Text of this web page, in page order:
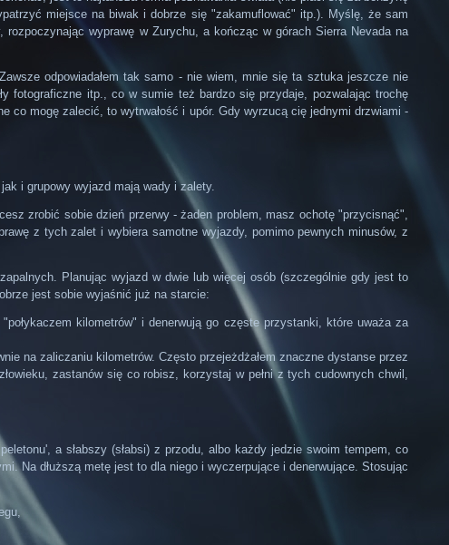
miejsce na biwak i dobrze się "zakamuflować" itp.). Myślę, że sam
wyprawę w Zurychu, a kończąc w górach Sierra Nevada na
odpowiadałem tak samo - nie wiem, mnie się ta sztuka jeszcze nie
fotograficzne itp., co w sumie też bardzo się przydaje, pozwalając trochę
mogę zalecić, to wytrwałość i upór. Gdy wyrzucą cię jednymi drzwiami -
i grupowy wyjazd mają wady i zalety.
zrobić sobie dzień przerwy - żaden problem, masz ochotę "przycisnąć",
z tych zalet i wybiera samotne wyjazdy, pomimo pewnych minusów, z
Planując wyjazd w dwie lub więcej osób (szczególnie gdy jest to
jest sobie wyjaśnić już na starcie:
kilometrów" i denerwują go częste przystanki, które uważa za
na zaliczaniu kilometrów. Często przejeżdżałem znaczne dystanse przez
zastanów się co robisz, korzystaj w pełni z tych cudownych chwil,
a słabszy (słabsi) z przodu, albo każdy jedzie swoim tempem, co
Na dłuższą metę jest to dla niego i wyczerpujące i denerwujące. Stosując